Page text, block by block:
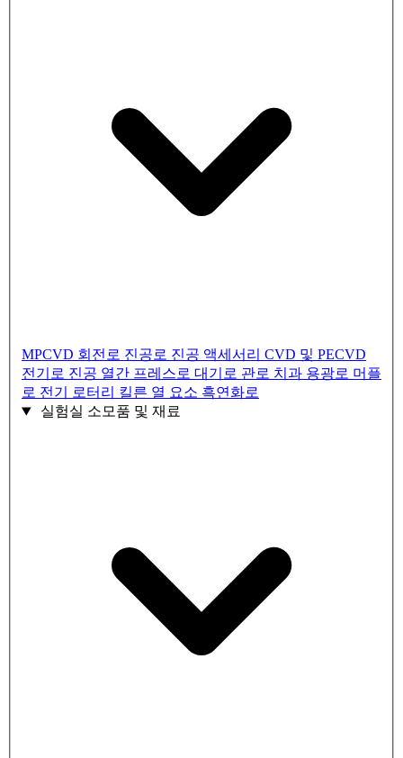
MPCVD 회전로 진공로 진공 액세서리 CVD 및 PECVD
전기로 진공 열간 프레스로 대기로 관로 치과 용광로 머플
로 전기 로터리 킬른 열 요소 흑연화로
실험실 소모품 및 재료